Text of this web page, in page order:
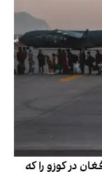
در کوزو را که